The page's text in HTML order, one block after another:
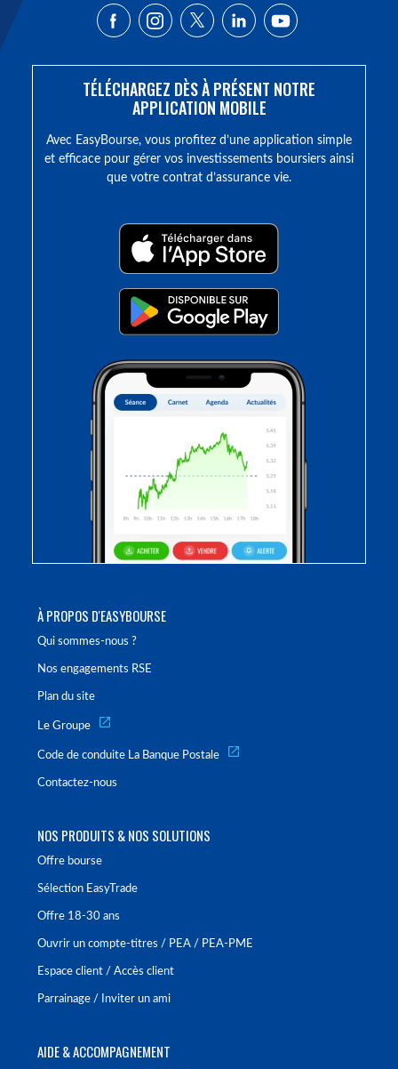
À PROPOS D'EASYBOURSE
Qui sommes-nous ?
Nos engagements RSE
Plan du site
Le Groupe
Code de conduite La Banque Postale
Contactez-nous
NOS PRODUITS & NOS SOLUTIONS
Offre bourse
Sélection EasyTrade
Offre 18-30 ans
Ouvrir un compte-titres / PEA / PEA-PME
Espace client / Accès client
Parrainage / Inviter un ami
AIDE & ACCOMPAGNEMENT
TÉLÉCHARGEZ DÈS À PRÉSENT NOTRE
APPLICATION MOBILE
Avec EasyBourse, vous profitez d’une application simple
et efficace pour gérer vos investissements boursiers ainsi
que votre contrat d’assurance vie.